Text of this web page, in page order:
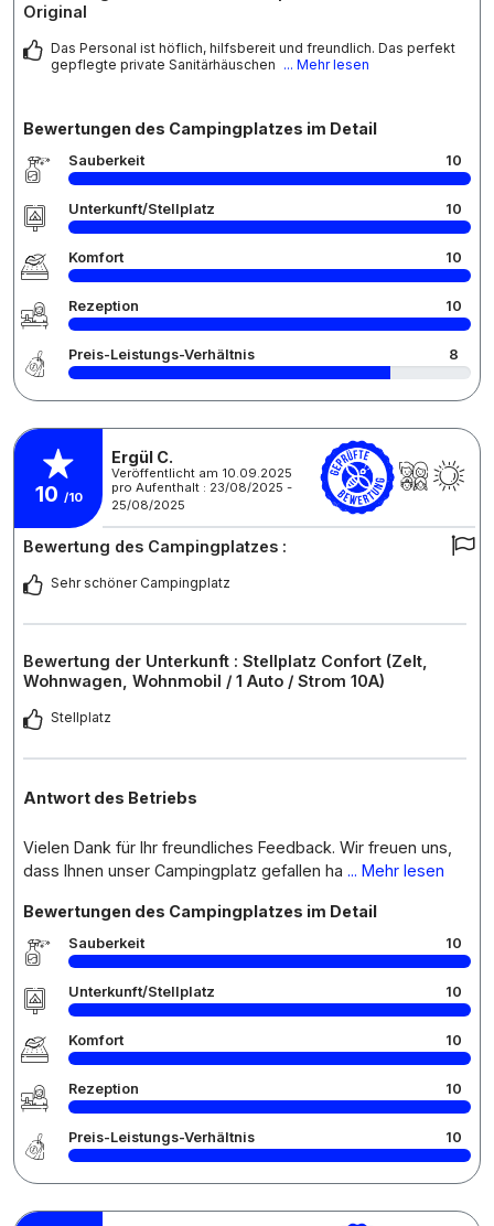
Original
Das Personal ist höflich, hilfsbereit und freundlich. Das perfekt
gepflegte private Sanitärhäuschen ... Mehr lesen
Bewertungen des Campingplatzes im Detail
Sauberkeit 10
Unterkunft/Stellplatz 10
Komfort 10
Rezeption 10
Preis-Leistungs-Verhältnis 8
10 /10
Ergül C.
Veröffentlicht am 10.09.2025
pro Aufenthalt : 23/08/2025 -
25/08/2025
Bewertung des Campingplatzes :
Sehr schöner Campingplatz
Bewertung der Unterkunft : Stellplatz Confort (Zelt,
Wohnwagen, Wohnmobil / 1 Auto / Strom 10A)
Stellplatz
Antwort des Betriebs
Vielen Dank für Ihr freundliches Feedback. Wir freuen uns,
dass Ihnen unser Campingplatz gefallen ha ... Mehr lesen
Bewertungen des Campingplatzes im Detail
Sauberkeit 10
Unterkunft/Stellplatz 10
Komfort 10
Rezeption 10
Preis-Leistungs-Verhältnis 10